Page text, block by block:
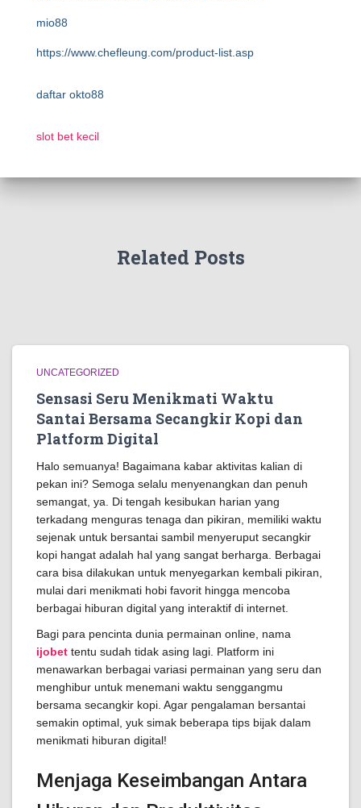
mio88
https://www.chefleung.com/product-list.asp
daftar okto88
slot bet kecil
Related Posts
UNCATEGORIZED
Sensasi Seru Menikmati Waktu
Santai Bersama Secangkir Kopi dan
Platform Digital
Halo semuanya! Bagaimana kabar aktivitas kalian di
pekan ini? Semoga selalu menyenangkan dan penuh
semangat, ya. Di tengah kesibukan harian yang
terkadang menguras tenaga dan pikiran, memiliki waktu
sejenak untuk bersantai sambil menyeruput secangkir
kopi hangat adalah hal yang sangat berharga. Berbagai
cara bisa dilakukan untuk menyegarkan kembali pikiran,
mulai dari menikmati hobi favorit hingga mencoba
berbagai hiburan digital yang interaktif di internet.
Bagi para pencinta dunia permainan online, nama
ijobet tentu sudah tidak asing lagi. Platform ini
menawarkan berbagai variasi permainan yang seru dan
menghibur untuk menemani waktu senggangmu
bersama secangkir kopi. Agar pengalaman bersantai
semakin optimal, yuk simak beberapa tips bijak dalam
menikmati hiburan digital!
Menjaga Keseimbangan Antara